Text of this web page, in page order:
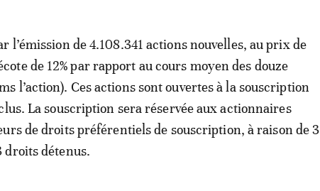
l’émission de 4.108.341 actions nouvelles, au prix de
de 12% par rapport au cours moyen des douze
l’action). Ces actions sont ouvertes à la souscription
La souscription sera réservée aux actionnaires
de droits préférentiels de souscription, à raison de 3
droits détenus.